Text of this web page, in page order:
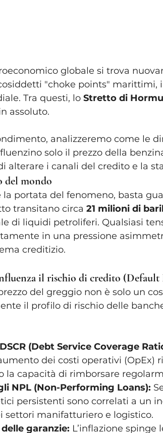
globale si trova
"choke points" marittimi,
Tra questi, lo Stretto di
assoluto.
analizzeremo come le
solo il prezzo della
alterare i canali del credito e la
del mondo
la portata del fenomeno, basta
transitano circa 21 milioni di
di liquidi petroliferi. Qualsiasi
in una pressione
creditizio.
il rischio di credito (Default
del greggio non è solo un
il profilo di rischio delle
(Debt Service Coverage
dei costi operativi (OpEx)
la capacità di rimborsare
NPL (Non-Performing Loans):
persistenti sono correlati a un
settori manifatturiero e logistico.
garanzie: L’inflazione spinge